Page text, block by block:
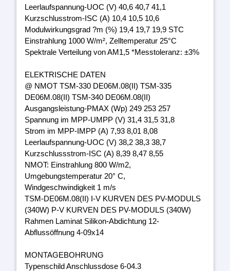
Leerlaufspannung-UOC (V) 40,6 40,7 41,1
Kurzschlusstrom-ISC (A) 10,4 10,5 10,6
Modulwirkungsgrad ?m (%) 19,4 19,7 19,9 STC
Einstrahlung 1000 W/m², Zelltemperatur 25°C
Spektrale Verteilung von AM1,5 *Messtoleranz: ±3%
ELEKTRISCHE DATEN
@ NMOT TSM-330 DE06M.08(II) TSM-335
DE06M.08(II) TSM-340 DE06M.08(II)
Ausgangsleistung-PMAX (Wp) 249 253 257
Spannung im MPP-UMPP (V) 31,4 31,5 31,8
Strom im MPP-IMPP (A) 7,93 8,01 8,08
Leerlaufspannung-UOC (V) 38,2 38,3 38,7
Kurzschlussstrom-ISC (A) 8,39 8,47 8,55
NMOT: Einstrahlung 800 W/m2,
Umgebungstemperatur 20° C,
Windgeschwindigkeit 1 m/s
TSM-DE06M.08(II) I-V KURVEN DES PV-MODULS
(340W) P-V KURVEN DES PV-MODULS (340W)
Rahmen Laminat Silikon-Abdichtung 12-
Abflussöffnung 4-09x14
MONTAGEBOHRUNG
Typenschild Anschlussdose 6-04.3